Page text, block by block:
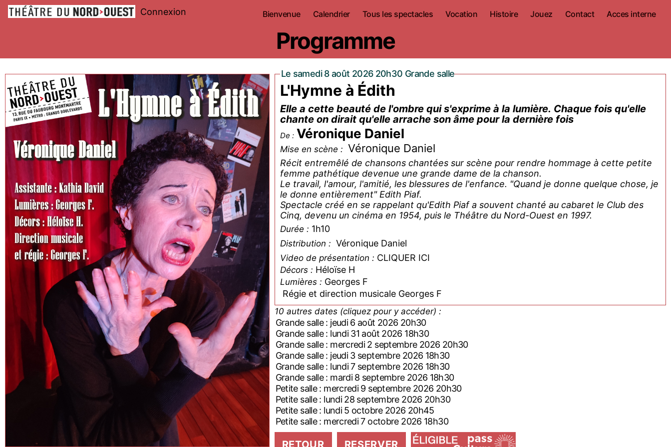
Connexion Bienvenue Calendrier Tous les spectacles Vocation Histoire Jouez Contact Acces interne
Programme
Le samedi 8 août 2026 20h30 Grande salle
L'Hymne à Édith
Elle a cette beauté de l'ombre qui s'exprime à la lumière. Chaque fois qu'elle
chante on dirait qu'elle arrache son âme pour la dernière fois
De : Véronique Daniel
Mise en scène : Véronique Daniel
Récit entremêlé de chansons chantées sur scène pour rendre hommage à cette petite
femme pathétique devenue une grande dame de la chanson.
Le travail, l'amour, l'amitié, les blessures de l'enfance. "Quand je donne quelque chose, je
le donne entièrement" Edith Piaf.
Spectacle créé en se rappelant qu'Edith Piaf a souvent chanté au cabaret le Club des
Cinq, devenu un cinéma en 1954, puis le Théâtre du Nord-Ouest en 1997.
Durée : 1h10
Distribution : Véronique Daniel
Video de présentation : CLIQUER ICI
Décors : Héloïse H
Lumières : Georges F
Régie et direction musicale Georges F
10 autres dates (cliquez pour y accéder) :
Grande salle : jeudi 6 août 2026 20h30
Grande salle : lundi 31 août 2026 18h30
Grande salle : mercredi 2 septembre 2026 20h30
Grande salle : jeudi 3 septembre 2026 18h30
Grande salle : lundi 7 septembre 2026 18h30
Grande salle : mardi 8 septembre 2026 18h30
Petite salle : mercredi 9 septembre 2026 20h30
Petite salle : lundi 28 septembre 2026 20h30
Petite salle : lundi 5 octobre 2026 20h45
Petite salle : mercredi 7 octobre 2026 18h30